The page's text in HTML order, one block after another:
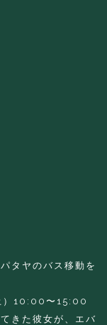
タヤのバス移動を
）10:00〜15:00
きた彼女が、エバ